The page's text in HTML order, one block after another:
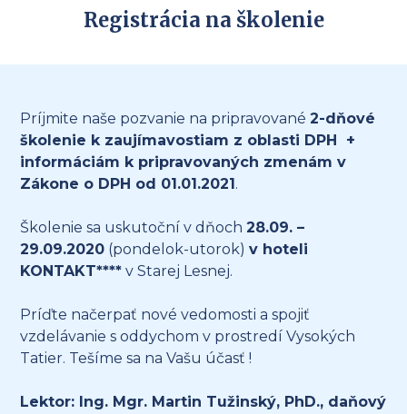
Registrácia na školenie
Príjmite naše pozvanie na pripravované2-dňové
školenie k zaujímavostiam z oblasti DPH +
informáciám k pripravovaných zmenám v
Zákone o DPH od 01.01.2021 .
Školenie sa uskutoční v dňoch28.09. –
29.09.2020 (pondelok-utorok)v hoteli
KONTAKT**** v Starej Lesnej.
Príďte načerpať nové vedomosti a spojiť
vzdelávanie s oddychom v prostredí Vysokých
Tatier. Tešíme sa na Vašu účasť !
Lektor: Ing. Mgr. Martin Tužinský, PhD., daňový